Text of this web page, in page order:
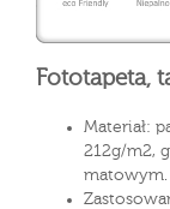
Fototapeta,
Materiał:
212g/m2,